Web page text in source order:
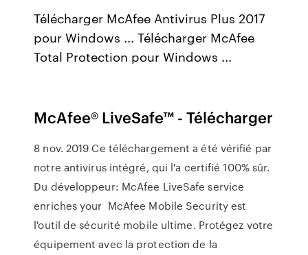
Télécharger McAfee Antivirus Plus 2017
pour Windows ... Télécharger McAfee
Total Protection pour Windows ...
McAfee® LiveSafe™ - Télécharger
8 nov. 2019 Ce téléchargement a été vérifié par
notre antivirus intégré, qui l'a certifié 100% sûr.
Du développeur: McAfee LiveSafe service
enriches your McAfee Mobile Security est
l'outil de sécurité mobile ultime. Protégez votre
équipement avec la protection de la